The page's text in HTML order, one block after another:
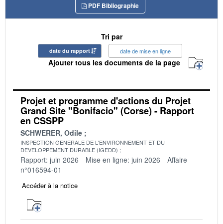
PDF Bibliographie
Tri par
date du rapport date de mise en ligne
Ajouter tous les documents de la page
Projet et programme d'actions du Projet
Grand Site "Bonifacio" (Corse) - Rapport
en CSSPP
SCHWERER, Odile
INSPECTION GENERALE DE L'ENVIRONNEMENT ET DU
DEVELOPPEMENT DURABLE (IGEDD)
Rapport: juin 2026 Mise en ligne: juin 2026
Affaire
n°016594-01
Accéder à la notice